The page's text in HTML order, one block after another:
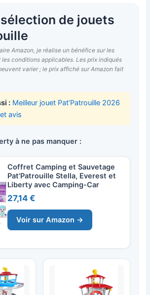
de jouets
Amazon, je réalise un bénéfice sur les
conditions applicables. Les prix indiqués
varier ; le prix affiché sur Amazon fait
: Meilleur jouet Pat’Patrouille 2026
avis
à ne pas manquer :
Coffret Camping et Sauvetage
Pat'Patrouille Stella, Everest et
Liberty avec Camping-Car
27,14 €
Voir sur Amazon →